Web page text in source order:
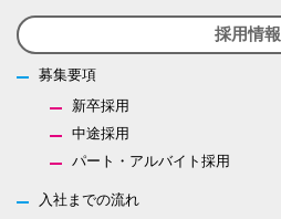
採用情報
募集要項
新卒採用
中途採用
パート・アルバイト採用
入社までの流れ